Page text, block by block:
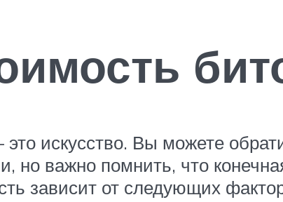
искусство. Вы можете
но важно помнить, что
зависит от следующих